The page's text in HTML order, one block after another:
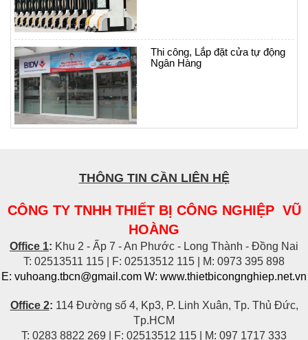
Thi công, Lắp đặt cửa tự động
Ngân Hàng
THÔNG TIN CẦN LIÊN HỆ
CÔNG TY TNHH THIẾT BỊ CÔNG NGHIỆP VŨ
HOÀNG
Office 1: Khu 2 - Ấp 7 - An Phước - Long Thành - Đồng Nai
T: 02513511 115 | F: 02513512 115 | M: 0973 395 898
E: vuhoang.tbcn@gmail.com W: www.thietbicongnghiep.net.vn
Office 2: 114 Đường số 4, Kp3, P. Linh Xuân, Tp. Thủ Đức,
Tp.HCM
T: 0283 8822 269 | F: 02513512 115 | M: 097 1717 333